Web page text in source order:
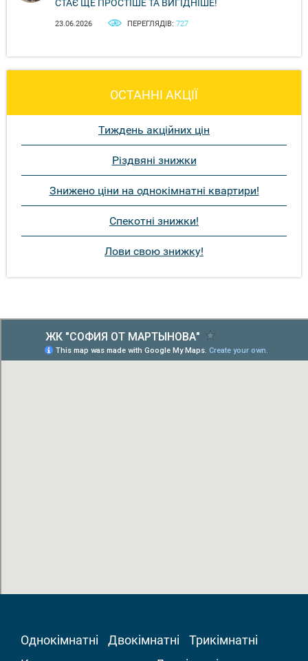
СТАЄ ЩЕ ПРОСТІШЕ ТА ВИГІДНІШЕ!
23.06.2026 ПЕРЕГЛЯДІВ: 727
ОСТАННІ АКЦІЇ
Тиждень акційних цін
Різдвяні знижки
Знижено ціни на однокімнатні квартири!
Спекотні знижки!
Лови свою знижку!
Однокімнатні Двокімнатні
Трикімнатні